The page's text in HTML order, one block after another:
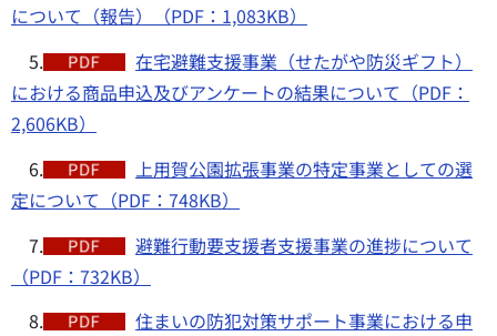
について（報告）（PDF：1,083KB）
5.
在宅避難支援事業（せたがや防災ギフト）
における商品申込及びアンケートの結果について（PDF：
2,606KB）
6.
上用賀公園拡張事業の特定事業としての選
定について（PDF：748KB）
7.
避難行動要支援者支援事業の進捗について
（PDF：732KB）
8.
住まいの防犯対策サポート事業における申